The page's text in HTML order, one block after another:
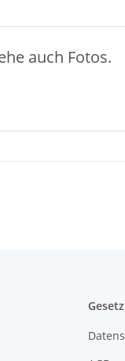
auch Fotos.